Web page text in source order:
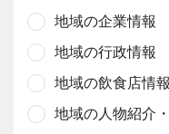
地域の企業情報
地域の行政情報
地域の飲食店情報
地域の人物紹介